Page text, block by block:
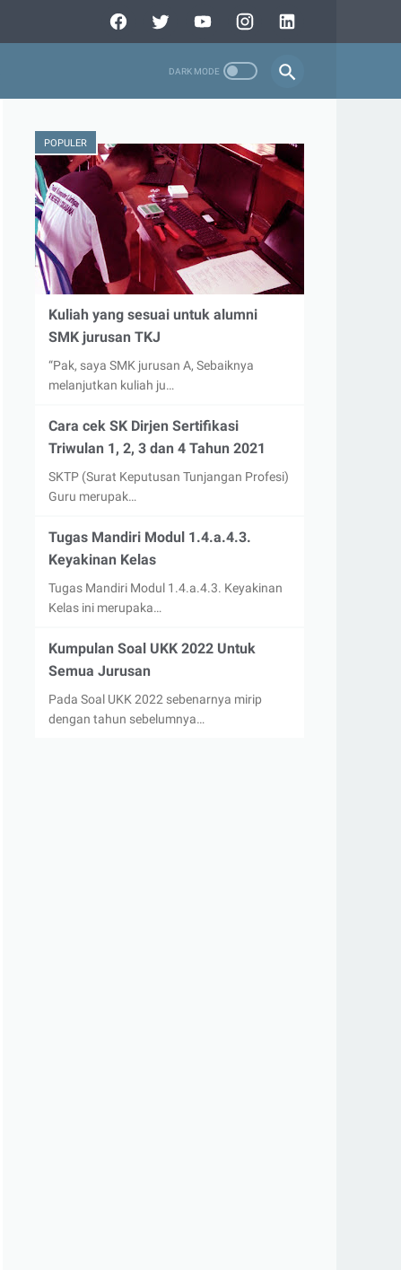
POPULER
Kuliah yang sesuai untuk alumni
SMK jurusan TKJ
“Pak, saya SMK jurusan A, Sebaiknya
melanjutkan kuliah ju…
Cara cek SK Dirjen Sertifikasi
Triwulan 1, 2, 3 dan 4 Tahun 2021
SKTP (Surat Keputusan Tunjangan Profesi)
Guru merupak…
Tugas Mandiri Modul 1.4.a.4.3.
Keyakinan Kelas
Tugas Mandiri Modul 1.4.a.4.3. Keyakinan
Kelas ini merupaka…
Kumpulan Soal UKK 2022 Untuk
Semua Jurusan
Pada Soal UKK 2022 sebenarnya mirip
dengan tahun sebelumnya…